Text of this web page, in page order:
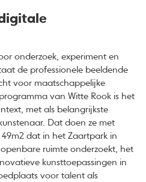
onderzoek, experiment en
de professionele beeldende
voor maatschappelijke
van Witte Rook is het
met als belangrijkste
Dat doen ze met
dat in het Zaartpark in
ruimte onderzoekt, het
kunsttoepassingen in
voor talent als